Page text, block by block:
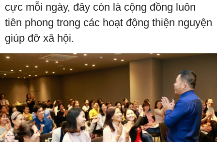
cực mỗi ngày, đây còn là cộng đồng luôn
tiên phong trong các hoạt động thiện nguyện
giúp đỡ xã hội.